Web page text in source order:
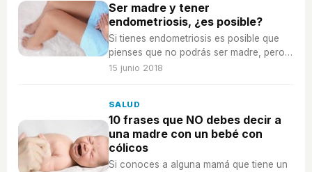
Ser madre y tener
endometriosis, ¿es posible?
Si tienes endometriosis es posible que
pienses que no podrás ser madre, pero,
¿es posible?
15 junio 2018
SALUD
10 frases que NO debes decir a
una madre con un bebé con
cólicos
Si conoces a alguna mamá que tiene un